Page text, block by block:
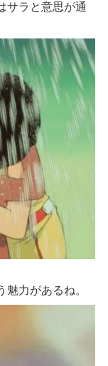
サラと意思が通
力があるね。